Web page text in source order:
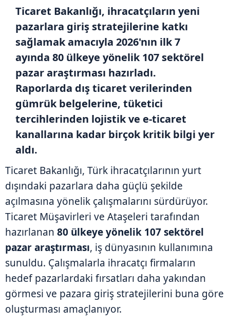
Ticaret Bakanlığı, ihracatçıların yeni
pazarlara giriş stratejilerine katkı
sağlamak amacıyla 2026'nın ilk 7
ayında 80 ülkeye yönelik 107 sektörel
pazar araştırması hazırladı.
Raporlarda dış ticaret verilerinden
gümrük belgelerine, tüketici
tercihlerinden lojistik ve e-ticaret
kanallarına kadar birçok kritik bilgi yer
aldı.
Ticaret Bakanlığı, Türk ihracatçılarının yurt
dışındaki pazarlara daha güçlü şekilde
açılmasına yönelik çalışmalarını sürdürüyor.
Ticaret Müşavirleri ve Ataşeleri tarafından
hazırlanan 80 ülkeye yönelik 107 sektörel
pazar araştırması, iş dünyasının kullanımına
sunuldu. Çalışmalarla ihracatçı firmaların
hedef pazarlardaki fırsatları daha yakından
görmesi ve pazara giriş stratejilerini buna göre
oluşturması amaçlanıyor.